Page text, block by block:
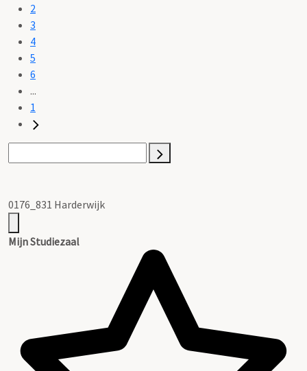
2
3
4
5
6
...
1
0176_831 Harderwijk
Mijn Studiezaal